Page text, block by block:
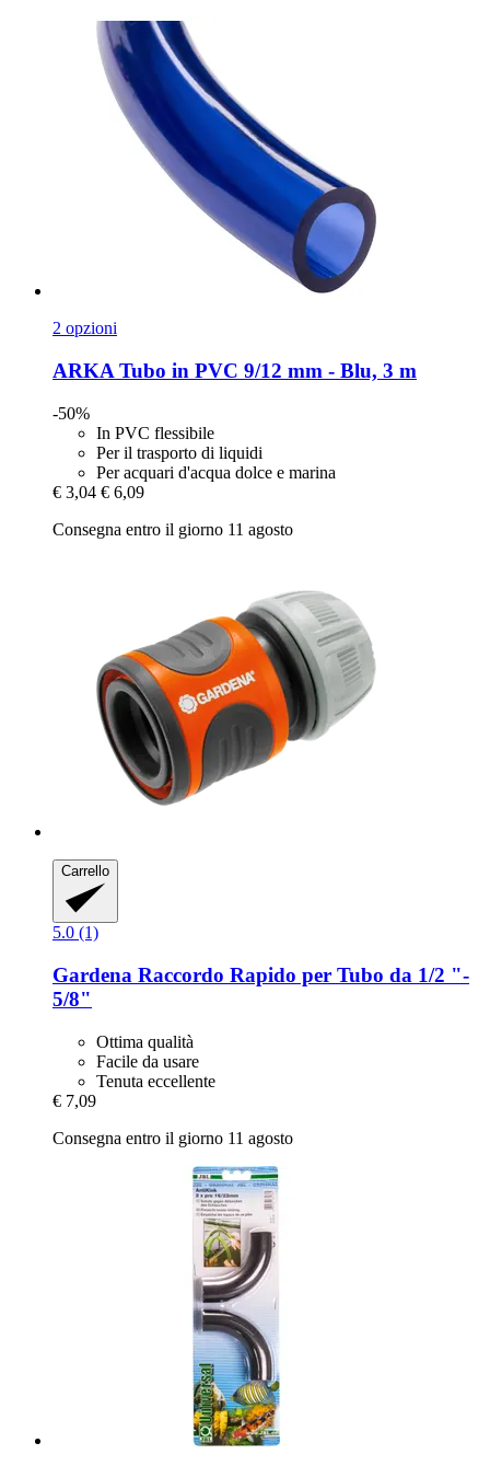
2 opzioni
ARKA Tubo in PVC 9/12 mm -​ Blu, 3 m
-50%
In PVC flessibile
Per il trasporto di liquidi
Per acquari d'acqua dolce e marina
€ 3,04 € 6,09
Consegna entro il giorno 11 agosto
Carrello
5.0 (1)
Gardena Raccordo Rapido per Tubo da 1/2 "-​
5/8"
Ottima qualità
Facile da usare
Tenuta eccellente
€ 7,09
Consegna entro il giorno 11 agosto